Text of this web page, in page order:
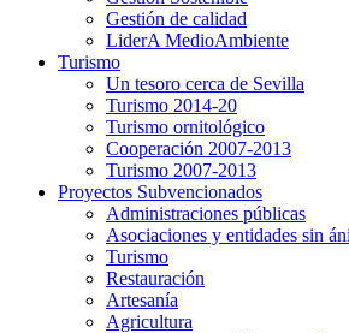
Gestión de calidad
LiderA MedioAmbiente
Turismo
Un tesoro cerca de Sevilla
Turismo 2014-20
Turismo ornitológico
Cooperación 2007-2013
Turismo 2007-2013
Proyectos Subvencionados
Administraciones públicas
Asociaciones y entidades sin
Turismo
Restauración
Artesanía
Agricultura